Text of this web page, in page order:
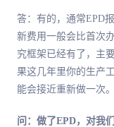
答：有的，通常EPD
新费用一般会比首次
究框架已经有了，主
果这几年里你的生产
能会接近重新做一次。
问：做了EPD，对我